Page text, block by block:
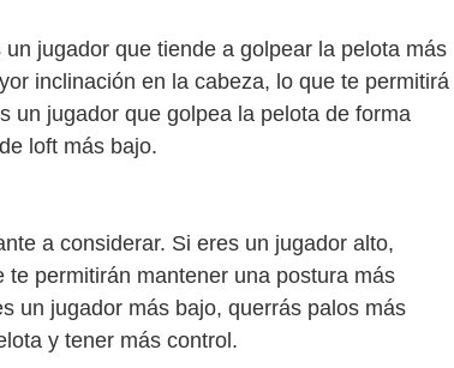
jugador que tiende a golpear la pelota más
inclinación en la cabeza, lo que te permitirá
un jugador que golpea la pelota de forma
loft más bajo.
a considerar. Si eres un jugador alto,
permitirán mantener una postura más
un jugador más bajo, querrás palos más
y tener más control.